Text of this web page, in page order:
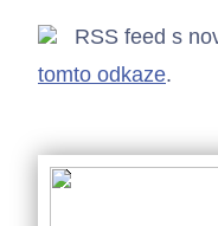
RSS feed s
tomto odkaze.